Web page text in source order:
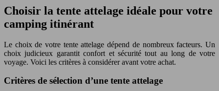
Choisir la tente attelage idéale pour votre
camping itinérant
Le choix de votre tente attelage dépend de nombreux facteurs. Un
choix judicieux garantit confort et sécurité tout au long de votre
voyage. Voici les critères à considérer avant votre achat.
Critères de sélection d’une tente attelage